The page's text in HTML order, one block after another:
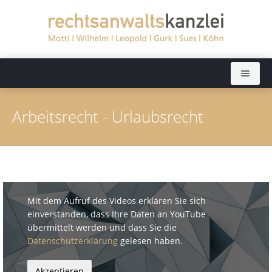
Elisabeth Wilhelm
Dörthe Leopold
Ralph Gurk
Dr. Jochen Sues
Rechtsgebiete
Arbeitsrecht
Bankrecht
Baurecht
Aktuelles
Kanzlei
Fernsehen: Ratgeber Recht
Kontakt
Arbeitsrecht - Urlaubsrecht
Mit dem Aufruf des Videos erklären Sie sich
einverstanden, dass Ihre Daten an YouTube
übermittelt werden und dass Sie die
Datenschutzerklärung gelesen haben.